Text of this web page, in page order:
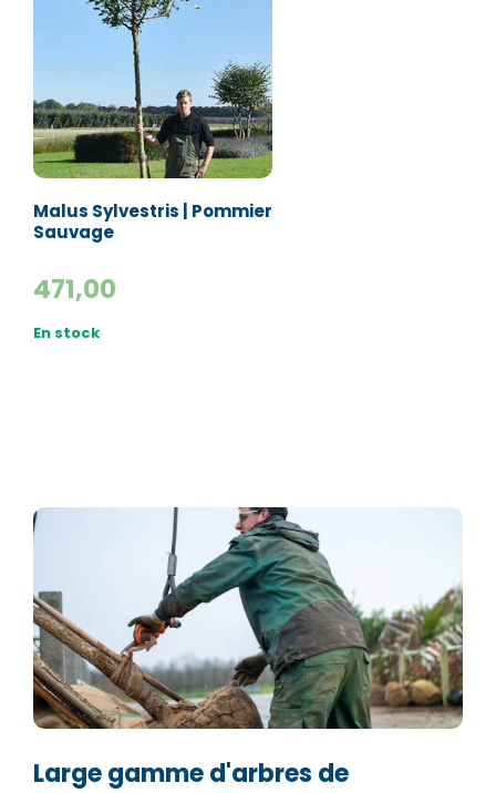
Malus Sylvestris | Pommier
Sauvage
471,00
En stock
Large gamme d'arbres de